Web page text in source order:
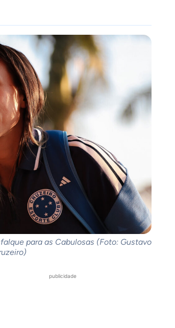
para as Cabulosas (Foto: Gustavo
publicidade